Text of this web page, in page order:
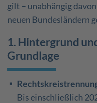
gilt – unabhängig
neuen Bundesländern
1. Hintergrund
Grundlage
Bis einschließlich